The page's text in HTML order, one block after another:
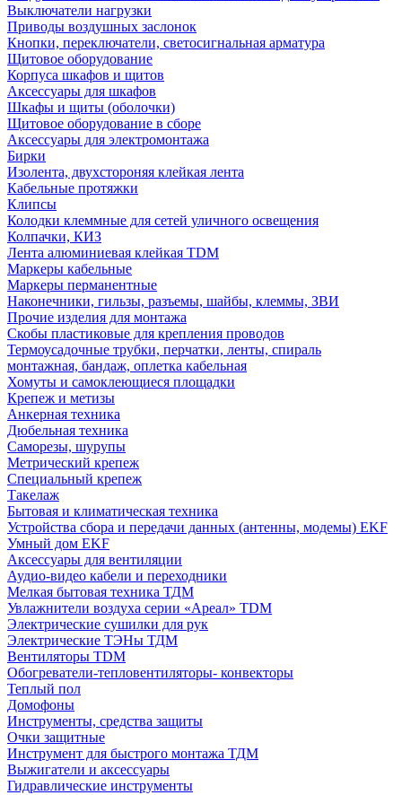
Выключатели нагрузки
Приводы воздушных заслонок
Кнопки, переключатели, светосигнальная арматура
Щитовое оборудование
Корпуса шкафов и щитов
Аксессуары для шкафов
Шкафы и щиты (оболочки)
Щитовое оборудование в сборе
Аксессуары для электромонтажа
Бирки
Изолента, двухстороняя клейкая лента
Кабельные протяжки
Клипсы
Колодки клеммные для сетей уличного освещения
Колпачки, КИЗ
Лента алюминиевая клейкая TDM
Маркеры кабельные
Маркеры перманентные
Наконечники, гильзы, разъемы, шайбы, клеммы, ЗВИ
Прочие изделия для монтажа
Скобы пластиковые для крепления проводов
Термоусадочные трубки, перчатки, ленты, спираль
монтажная, бандаж, оплетка кабельная
Хомуты и самоклеющиеся площадки
Крепеж и метизы
Анкерная техника
Дюбельная техника
Саморезы, шурупы
Метрический крепеж
Специальный крепеж
Такелаж
Бытовая и климатическая техника
Устройства сбора и передачи данных (антенны, модемы) EKF
Умный дом EKF
Аксессуары для вентиляции
Аудио-видео кабели и переходники
Мелкая бытовая техника ТДМ
Увлажнители воздуха серии «Ареал» TDM
Электрические сушилки для рук
Электрические ТЭНы ТДМ
Вентиляторы TDM
Обогреватели-тепловентиляторы- конвекторы
Теплый пол
Домофоны
Инструменты, средства защиты
Очки защитные
Инструмент для быстрого монтажа ТДМ
Выжигатели и аксессуары
Гидравлические инструменты